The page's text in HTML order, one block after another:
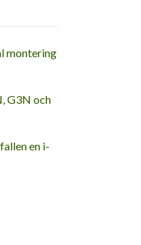
montering
G3N och
en i-